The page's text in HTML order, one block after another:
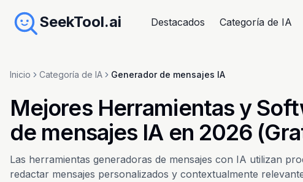
SeekTool.ai Destacados Categoría de IA
Inicio Categoría de IA Generador de mensajes IA
Mejores Herramientas y
de mensajes IA en 2026
Las herramientas generadoras de mensajes con IA utilizan
redactar mensajes personalizados y contextualmente